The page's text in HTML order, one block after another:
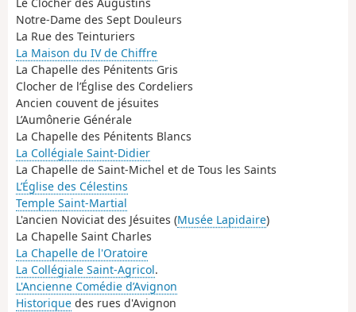
Le Clocher des Augustins
Notre-Dame des Sept Douleurs
La Rue des Teinturiers
La Maison du IV de Chiffre
La Chapelle des Pénitents Gris
Clocher de l’Église des Cordeliers
Ancien couvent de jésuites
L’Aumônerie Générale
La Chapelle des Pénitents Blancs
La Collégiale Saint-Didier
La Chapelle de Saint-Michel et de Tous les Saints
L’Église des Célestins
Temple Saint-Martial
L'ancien Noviciat des Jésuites (Musée Lapidaire)
La Chapelle Saint Charles
La Chapelle de l'Oratoire
La Collégiale Saint-Agricol.
L'Ancienne Comédie d’Avignon
Historique des rues d'Avignon